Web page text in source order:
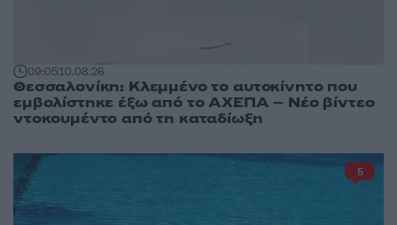
09:0510.08.26
Θεσσαλονίκη: Κλεμμένο το αυτοκίνητο που
εμβολίστηκε έξω από το ΑΧΕΠΑ – Νέο βίντεο
ντοκουμέντο από τη καταδίωξη
5